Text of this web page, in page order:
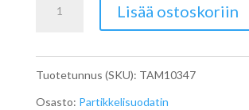
Converter
määrä
Lisää ostoskoriin
Tuotetunnus (SKU): TAM10347
Osasto: Partikkelisuodatin